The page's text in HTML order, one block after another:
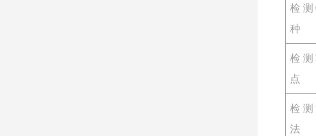
检测
种
检测
点
检测
法